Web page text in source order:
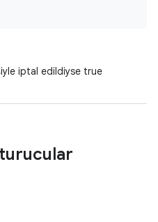
iptal edildiyse true